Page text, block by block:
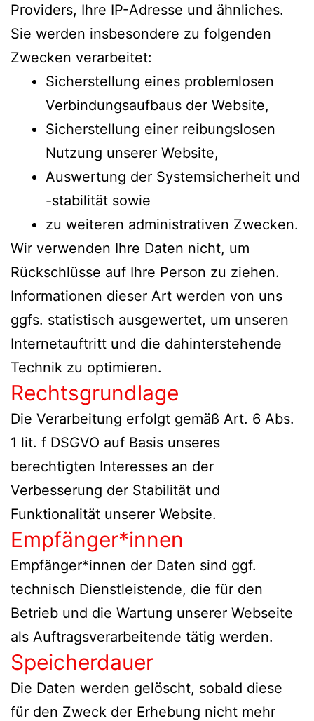
Providers, Ihre IP-Adresse und ähnliches.
Sie werden insbesondere zu folgenden
Zwecken verarbeitet:
Sicherstellung eines problemlosen
Verbindungsaufbaus der Website,
Sicherstellung einer reibungslosen
Nutzung unserer Website,
Auswertung der Systemsicherheit und
-stabilität sowie
zu weiteren administrativen Zwecken.
Wir verwenden Ihre Daten nicht, um
Rückschlüsse auf Ihre Person zu ziehen.
Informationen dieser Art werden von uns
ggfs. statistisch ausgewertet, um unseren
Internetauftritt und die dahinterstehende
Technik zu optimieren.
Rechtsgrundlage
Die Verarbeitung erfolgt gemäß Art. 6 Abs.
1 lit. f DSGVO auf Basis unseres
berechtigten Interesses an der
Verbesserung der Stabilität und
Funktionalität unserer Website.
Empfänger*innen
Empfänger*innen der Daten sind ggf.
technisch Dienstleistende, die für den
Betrieb und die Wartung unserer Webseite
als Auftragsverarbeitende tätig werden.
Speicherdauer
Die Daten werden gelöscht, sobald diese
für den Zweck der Erhebung nicht mehr